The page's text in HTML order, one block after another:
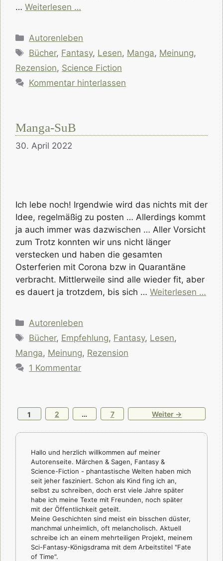
… Weiterlesen …
Kategorien
Autorenleben
Schlagwörter
Bücher, Fantasy, Lesen, Manga, Meinung,
Rezension, Science Fiction
Kommentar hinterlassen
Manga-SuB
30. April 2022
Ich lebe noch! Irgendwie wird das nichts mit der
Idee, regelmäßig zu posten … Allerdings kommt
ja auch immer was dazwischen … Aller Vorsicht
zum Trotz konnten wir uns nicht länger
verstecken und haben die gesamten
Osterferien mit Corona bzw in Quarantäne
verbracht. Mittlerweile sind alle wieder fit, aber
es dauert ja trotzdem, bis sich … Weiterlesen …
Kategorien
Autorenleben
Schlagwörter
Bücher, Empfehlung, Fantasy, Lesen,
Manga, Meinung, Rezension
1 Kommentar
Seite
1 Seite
2 … Seite
7 Weiter →
Hallo und herzlich willkommen auf meiner
Autorenseite. Märchen & Sagen, Fantasy &
Science-Fiction - phantastische Welten haben mich
seit jeher fasziniert. Schon als Kind fing ich an,
selbst zu schreiben, doch erst viele Jahre später
habe ich meine Texte mit Freunden, noch später
mit der Öffentlichkeit geteilt.
Meine Geschichten sind meist ein bisschen düster,
manchmal unheimlich, oft melancholisch. Aktuell
schreibe ich an einem mehrteiligen Projekt, meinem
Sci-Fantasy-Königsdrama mit dem Arbeitstitel "Fate
of Time".